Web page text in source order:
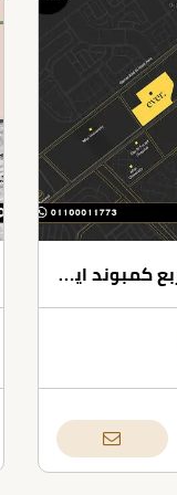
مكتب إداري بمساحة 75 متر مربع كمبوند ايفر ويست 6 أكتوبر